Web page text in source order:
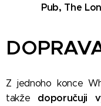
Pub, The
Z jednoho konce
takže doporučuji